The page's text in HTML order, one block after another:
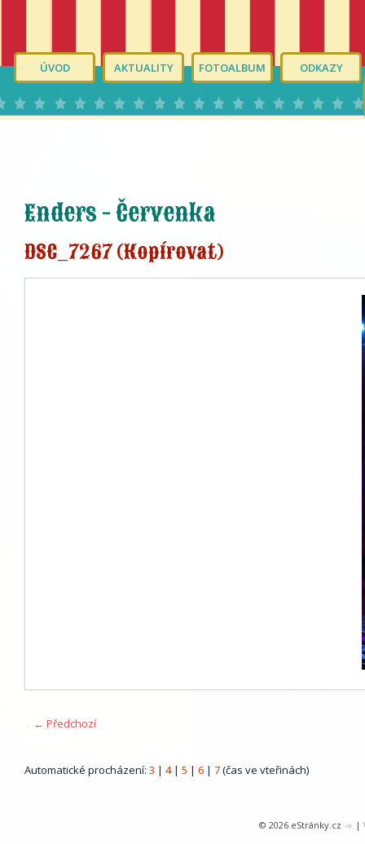
ÚVOD AKTUALITY FOTOALBUM ODKAZY
Enders - Červenka
DSC_7267 (Kopírovat)
← Předchozí
Automatické procházení: 3 | 4| 5 | 6 | 7(čas ve vteřinách)
© 2026 eStránky.cz |